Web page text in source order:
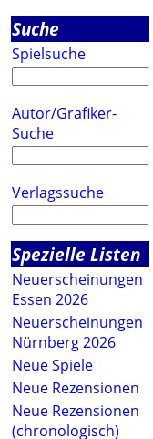
Suche
Spielsuche
Autor/Grafiker-
Suche
Verlagssuche
Spezielle Listen
Neuerscheinungen
Essen 2026
Neuerscheinungen
Nürnberg 2026
Neue Spiele
Neue Rezensionen
Neue Rezensionen
(chronologisch)